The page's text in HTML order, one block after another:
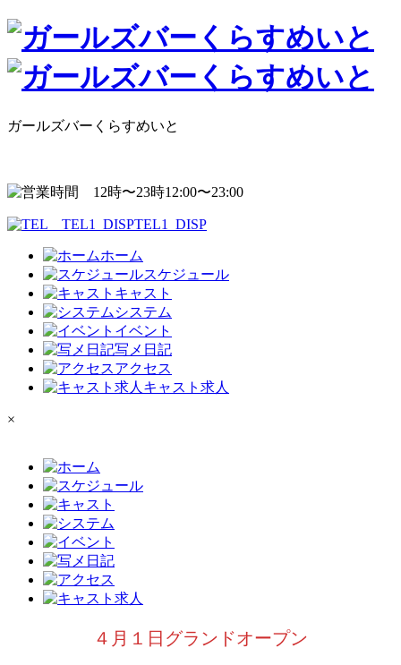
ガールズバーくらすめいと
12:00〜23:00
TEL1_DISP
ホーム
スケジュール
キャスト
システム
イベント
写メ日記
アクセス
キャスト求人
×
４月１日グランドオープン